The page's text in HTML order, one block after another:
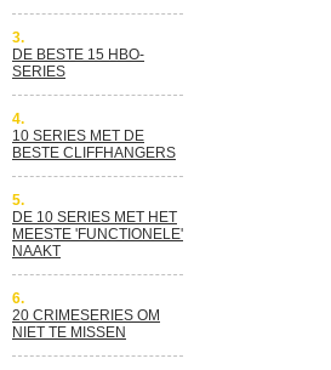
3.
DE BESTE 15 HBO-
SERIES
4.
10 SERIES MET DE
BESTE CLIFFHANGERS
5.
DE 10 SERIES MET HET
MEESTE 'FUNCTIONELE'
NAAKT
6.
20 CRIMESERIES OM
NIET TE MISSEN